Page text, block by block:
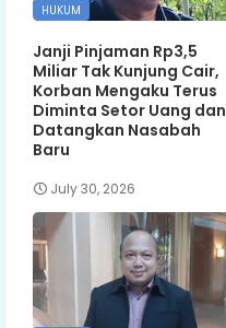
HUKUM
Janji Pinjaman Rp3,5
Miliar Tak Kunjung Cair,
Korban Mengaku Terus
Diminta Setor Uang dan
Datangkan Nasabah
Baru
July 30, 2026